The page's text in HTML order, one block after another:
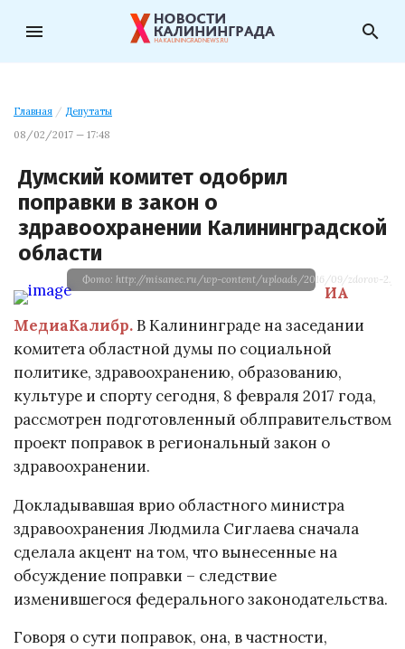
menu search
Главная / Депутаты
08/02/2017 — 17:48
Думский комитет одобрил
поправки в закон о
здравоохранении Калининградской
области
Фото: http://misanec.ru/wp-content/uploads/2016/09/zdorov-2.jpg
ИА
МедиаКалибр.В Калининграде на заседании
комитета областной думы по социальной
политике, здравоохранению, образованию,
культуре и спорту сегодня, 8 февраля 2017 года,
рассмотрен подготовленный облправительством
проект поправок в региональный закон о
здравоохранении.
Докладывавшая врио областного министра
здравоохранения Людмила Сиглаева сначала
сделала акцент на том, что вынесенные на
обсуждение поправки – следствие
изменившегося федерального законодательства.
Говоря о сути поправок, она, в частности,